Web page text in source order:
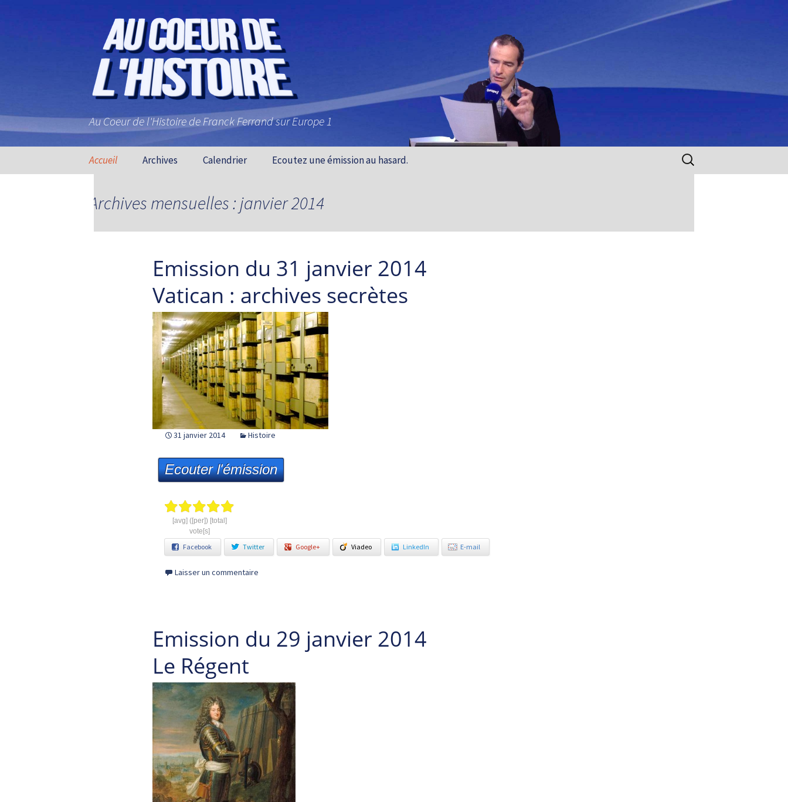
Au Coeur de l'Histoire de Franck Ferrand sur Europe 1
Aller au contenu principal
Accueil Archives Calendrier Ecoutez une émission au hasard. Rechercher :
Archives mensuelles : janvier 2014
Emission du 31 janvier 2014
Vatican : archives secrètes
31 janvier 2014 Histoire
Ecouter l'émission
[avg] ([per]) [total]
vote[s]
Facebook Twitter Google+ Viadeo LinkedIn E-mail
Laisser un commentaire
Emission du 29 janvier 2014
Le Régent